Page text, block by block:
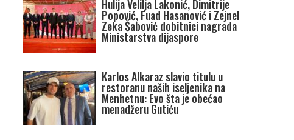
Hulija Velilja Lakonić, Dimitrije
Popović, Fuad Hasanović i Zejnel
Zeka Šabović dobitnici nagrada
Ministarstva dijaspore
Karlos Alkaraz slavio titulu u
restoranu naših iseljenika na
Menhetnu: Evo šta je obećao
menadžeru Gutiću